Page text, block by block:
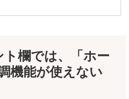
欄では、「ホー
機能が使えない